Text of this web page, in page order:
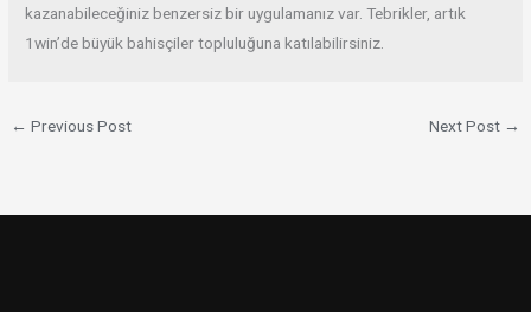
kazanabileceğiniz benzersiz bir uygulamanız var. Tebrikler, artık
1win’de büyük bahisçiler topluluğuna katılabilirsiniz.
← Previous Post Next Post →